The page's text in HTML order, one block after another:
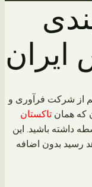
از شرکت فرآوری و
که همان تاکستان
داشته باشید. این
رسید بدون اضافه